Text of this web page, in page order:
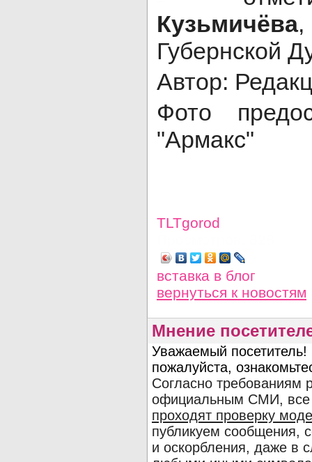
Кузьмичёва,
Губернской
Автор:
Фото
"Армакс"
TLTgorod
вставка в блог
вернуться к новостям
Мнение